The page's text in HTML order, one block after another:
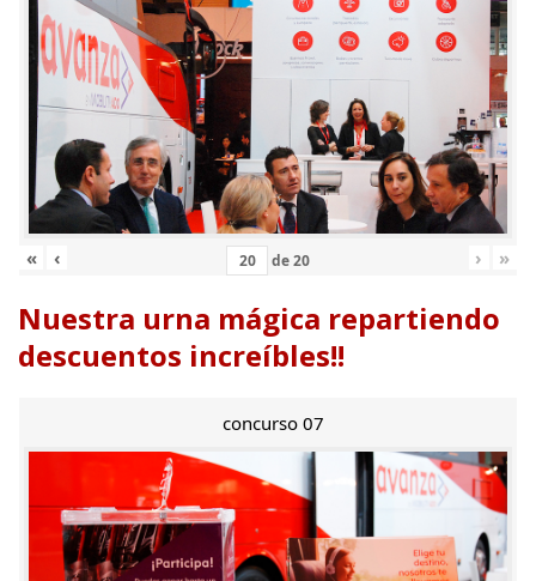
« ‹ de20 › »
Nuestra urna mágica repartiendo
descuentos increíbles!!
concurso 07